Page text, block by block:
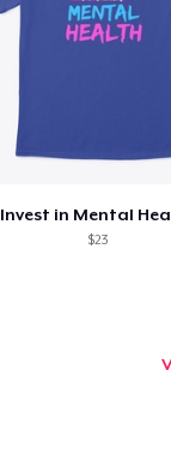
Invest in Mental
$23